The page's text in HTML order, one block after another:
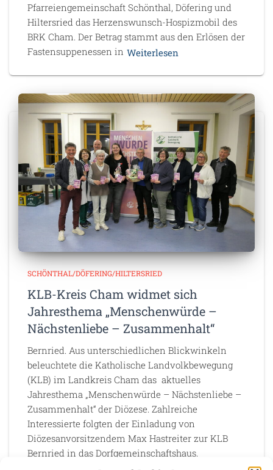
Pfarreiengemeinschaft Schönthal, Döfering und
Hiltersried das Herzenswunsch-Hospizmobil des
BRK Cham. Der Betrag stammt aus den Erlösen der
Fastensuppenessen in Weiterlesen
SCHÖNTHAL/DÖFERING/HILTERSRIED
KLB-Kreis Cham widmet sich
Jahresthema „Menschenwürde –
Nächstenliebe – Zusammenhalt“
Bernried. Aus unterschiedlichen Blickwinkeln
beleuchtete die Katholische Landvolkbewegung
(KLB) im Landkreis Cham das aktuelles
Jahresthema „Menschenwürde – Nächstenliebe –
Zusammenhalt“ der Diözese. Zahlreiche
Interessierte folgten der Einladung von
Diözesanvorsitzendem Max Hastreiter zur KLB
Bernried in das Dorfgemeinschaftshaus.